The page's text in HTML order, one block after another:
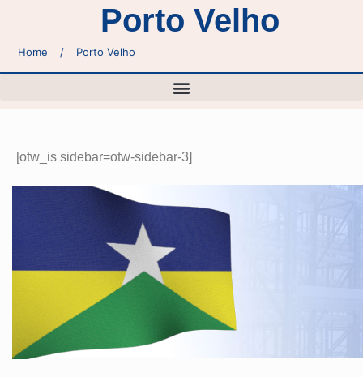
Porto Velho
Home / Porto Velho
[otw_is sidebar=otw-sidebar-3]